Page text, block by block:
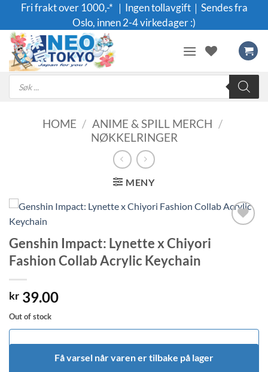
content
Fri frakt over 1000,-* ｜Ingen tollavgift｜Sendes fra
Oslo, innen 2-4 virkedager :)
Products
search
HOME / ANIME & SPILL MERCH /
NØKKELRINGER
MENY
Genshin Impact: Lynette x Chiyori
Fashion Collab Acrylic Keychain
kr 39.00
Out of stock
Få varsel når varen er tilbake på lager